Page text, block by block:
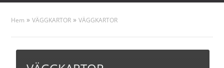
Hem »VÄGGKARTOR »VÄGGKARTOR